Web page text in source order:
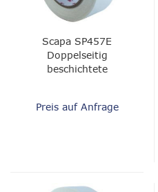
Scapa SP457E
Doppelseitig
beschichtete
Preis auf Anfrage